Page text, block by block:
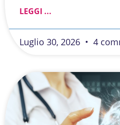
LEGGI ...
Luglio 30, 2026 4